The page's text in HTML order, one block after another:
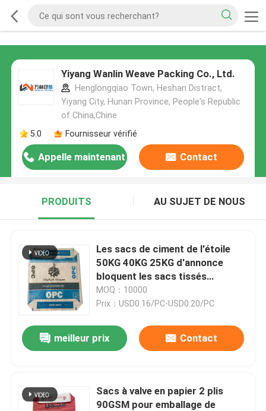
Yiyang Wanlin Weave Packing Co., Ltd.
Henglongqiao Town, Heshan Distract,
Yiyang City, Hunan Province, People's Republic
of China,Chine
5.0
Fournisseur vérifié
Appelle maintenant Contact
PRODUITS AU SUJET DE NOUS
Les sacs de ciment de l'étoile
50KG 40KG 25KG d'annonce
bloquent les sacs tissés
inférieurs de valve de pp
MOQ：10000
Prix：USD0.16/PC-USD0.20/PC
meilleur prix Contact
Sacs à valve en papier 2 plis
90GSM pour emballage de